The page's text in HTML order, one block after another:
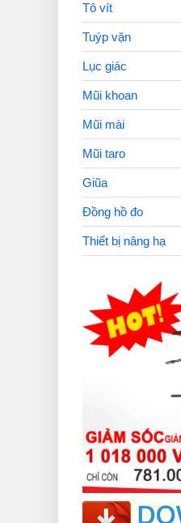
Tô vít
Tuýp vặn
Lục giác
Mũi khoan
Mũi mài
Mũi taro
Giũa
Đồng hồ đo
Thiết bị nâng hạ